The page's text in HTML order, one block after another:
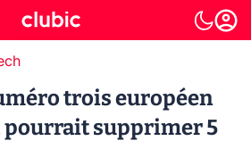
trois européen
pourrait supprimer 5